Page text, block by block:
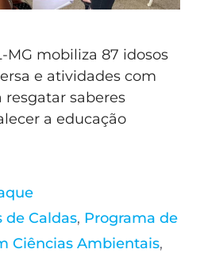
MG mobiliza 87 idosos
e atividades com
resgatar saberes
a educação
de Caldas, Programa de
Ciências Ambientais,